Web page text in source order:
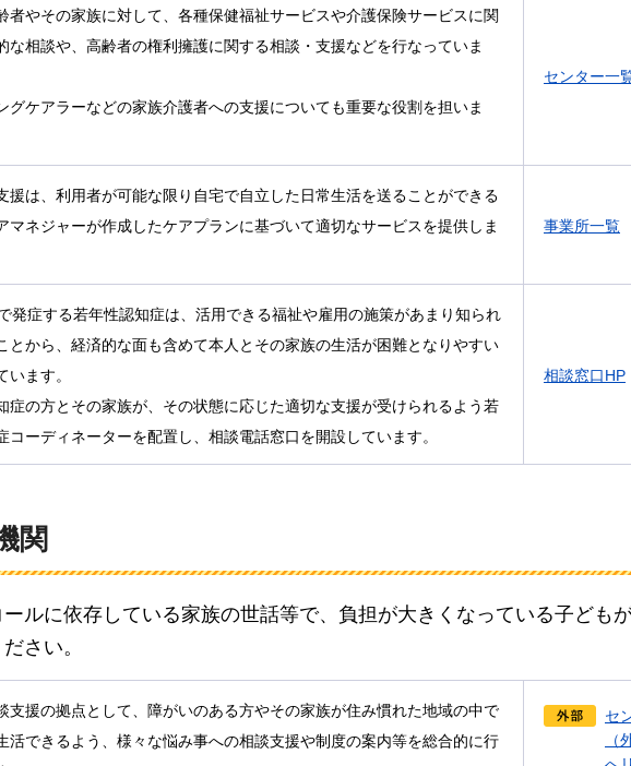
者やその家族に対して、各種保健福祉サービスや介護保険サービスに関
な相談や、高齢者の権利擁護に関する相談・支援などを行なっていま
グケアラーなどの家族介護者への支援についても重要な役割を担いま
センター一
援は、利用者が可能な限り自宅で自立した日常生活を送ることができる
マネジャーが作成したケアプランに基づいて適切なサービスを提供しま
事業所一覧
発症する若年性認知症は、活用できる福祉や雇用の施策があまり知られ
とから、経済的な面も含めて本人とその家族の生活が困難となりやすい
います。
症の方とその家族が、その状態に応じた適切な支援が受けられるよう若
コーディネーターを配置し、相談電話窓口を開設しています。
相談窓口HP
関
ルに依存している家族の世話等で、負担が大きくなっている子ども
さい。
支援の拠点として、障がいのある方やその家族が住み慣れた地域の中で
活できるよう、様々な悩み事への相談支援や制度の案内等を総合的に行
セ
（